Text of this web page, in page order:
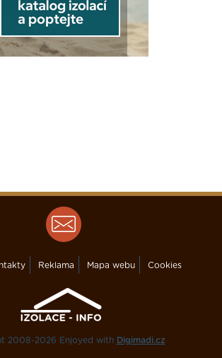
Reklama Mapa webu Cookies
2008-2026 Enjoyed with Digimadi.cz